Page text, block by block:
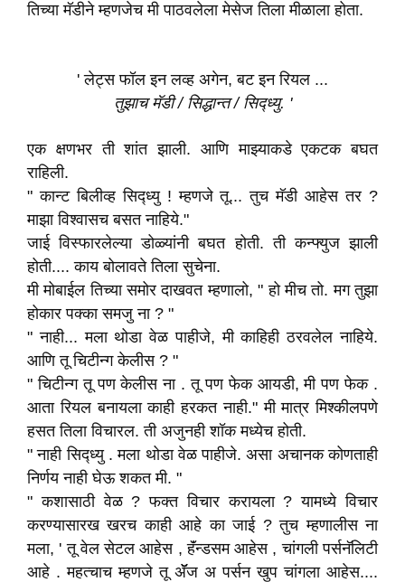
तिच्या मॅडीने म्हणजेच मी पाठवलेला मेसेज तिला मीळाला होता.
' लेट्स फॉल इन लव्ह अगेन, बट इन रियल ...
तुझाच मॅडी / सिद्धान्त / सिद्ध्यु. '
एक क्षणभर ती शांत झाली. आणि माझ्याकडे एकटक बघत
राहिली.
" कान्ट बिलीव्ह सिद्ध्यु ! म्हणजे तू... तुच मॅडी आहेस तर ?
माझा विश्वासच बसत नाहिये."
जाई विस्फारलेल्या डोळ्यांनी बघत होती. ती कन्फ्युज झाली
होती.... काय बोलावते तिला सुचेना.
मी मोबाईल तिच्या समोर दाखवत म्हणालो, " हो मीच तो. मग तुझा
होकार पक्का समजु ना ? "
" नाही... मला थोडा वेळ पाहीजे, मी काहिही ठरवलेल नाहिये.
आणि तू चिटीन्ग केलीस ? "
" चिटीन्ग तू पण केलीस ना . तू पण फेक आयडी, मी पण फेक .
आता रियल बनायला काही हरकत नाही." मी मात्र मिश्कीलपणे
हसत तिला विचारल. ती अजुनही शॉक मध्येच होती.
" नाही सिद्ध्यु . मला थोडा वेळ पाहीजे. असा अचानक कोणताही
निर्णय नाही घेऊ शकत मी. "
" कशासाठी वेळ ? फक्त विचार करायला ? यामध्ये विचार
करण्यासारख खरच काही आहे का जाई ? तुच म्हणालीस ना
मला, ' तू वेल सेटल आहेस , हॅंन्डसम आहेस , चांगली पर्सनॅलिटी
आहे . महत्चाच म्हणजे तू अ‍ॅॅॅॅज अ पर्सन खुप चांगला आहेस....